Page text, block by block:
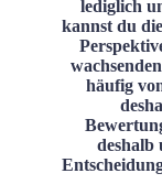
lediglich
kannst du
häufig
deshalb